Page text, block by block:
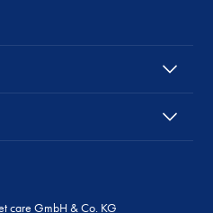
care GmbH & Co. KG